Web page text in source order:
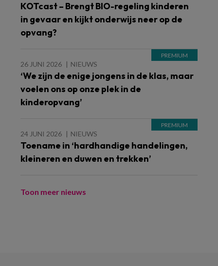
KOTcast – Brengt BIO-regeling kinderen
in gevaar en kijkt onderwijs neer op de
opvang?
26 JUNI 2026 NIEUWS
‘We zijn de enige jongens in de klas, maar
voelen ons op onze plek in de
kinderopvang’
24 JUNI 2026 NIEUWS
Toename in ‘hardhandige handelingen,
kleineren en duwen en trekken’
Toon meer nieuws